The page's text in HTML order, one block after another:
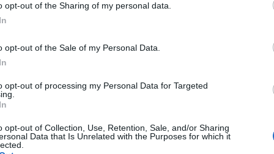
opt-out of the Sharing of my personal data.
opt-out of the Sale of my Personal Data.
opt-out of processing my Personal Data for Targeted
opt-out of Collection, Use, Retention, Sale, and/or Sharing
Data that Is Unrelated with the Purposes for which it
gigabyte adatforgalom után 150 forint lesz. Az nem kevés
adóteher sem lenne kicsi: a tavalyi internetforgalmi adatok
portfolio.hu hírarchívumához tartozik, melynek olvasása
tartalmazza:
cikkarchívum